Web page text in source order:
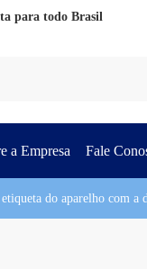
para todo Brasil
a Empresa Fale
do aparelho com a